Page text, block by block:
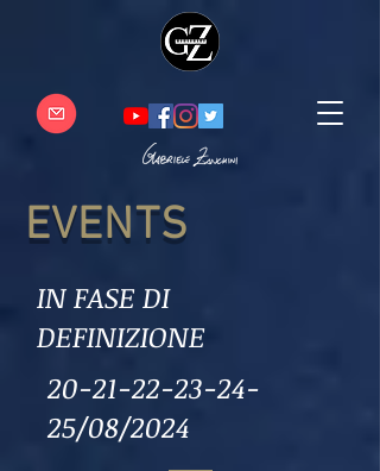
EVENTS
IN FASE DI
DEFINIZIONE
20-21-22-23-24-
25/08/2024